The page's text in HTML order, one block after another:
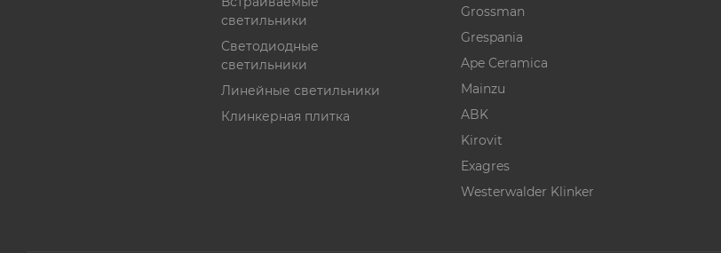
светильники
Светодиодные
светильники
Линейные светильники
Клинкерная плитка
Grossman
Grespania
Ape Ceramica
Mainzu
ABK
Kirovit
Exagres
Westerwalder Klinker